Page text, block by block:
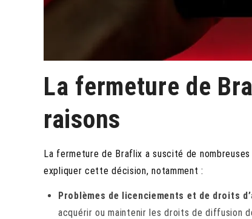
La fermeture de
raisons
La fermeture de Braflix a suscité de
expliquer cette décision, notamment :
Problèmes de licenciements et de droits
acquérir ou maintenir les droits de diffusion